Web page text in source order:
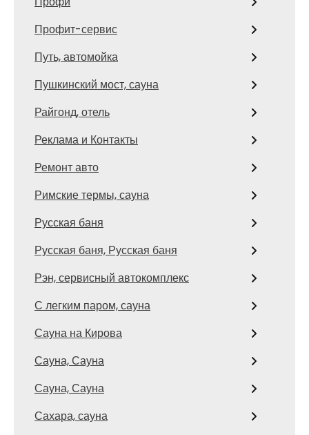
Профит-сервис
Путь, автомойка
Пушкинский мост, сауна
Райгонд, отель
Реклама и Контакты
Ремонт авто
Римские термы, сауна
Русская баня
Русская баня, Русская баня
Рэн, сервисный автокомплекс
С легким паром, сауна
Сауна на Кирова
Сауна, Сауна
Сауна, Сауна
Сахара, сауна